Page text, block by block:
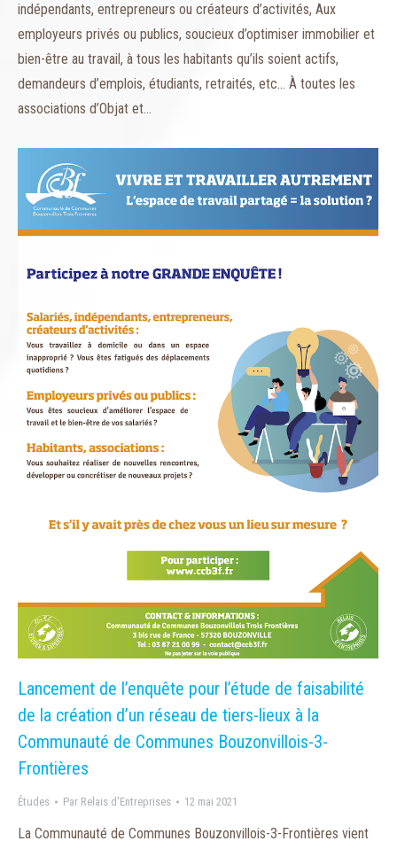
indépendants, entrepreneurs ou créateurs d’activités, Aux
employeurs privés ou publics, soucieux d’optimiser immobilier et
bien-être au travail, à tous les habitants qu’ils soient actifs,
demandeurs d’emplois, étudiants, retraités, etc… À toutes les
associations d’Objat et…
Lancement de l’enquête pour l’étude de faisabilité
de la création d’un réseau de tiers-lieux à la
Communauté de Communes Bouzonvillois-3-
Frontières
Études Par Relais d'Entreprises 12 mai 2021
La Communauté de Communes Bouzonvillois-3-Frontières vient